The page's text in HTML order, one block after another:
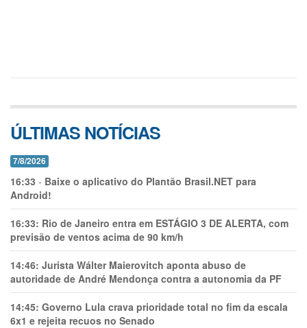
ÚLTIMAS NOTÍCIAS
7/8/2026
16:33 - Baixe o aplicativo do Plantão Brasil.NET para
Android!
16:33: Rio de Janeiro entra em ESTÁGIO 3 DE ALERTA, com
previsão de ventos acima de 90 km/h
14:46: Jurista Wálter Maierovitch aponta abuso de
autoridade de André Mendonça contra a autonomia da PF
14:45: Governo Lula crava prioridade total no fim da escala
6x1 e rejeita recuos no Senado